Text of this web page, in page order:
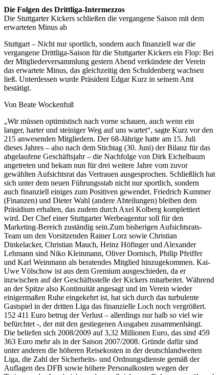
Die Folgen des Drittliga-Intermezzos
Die Stuttgarter Kickers schließen die vergangene Saison mit dem
erwarteten Minus ab
Stuttgart – Nicht nur sportlich, sondern auch finanziell war die
vergangene Drittliga-Saison für die Stuttgarter Kickers ein Flop: Bei
der Mitgliederversammlung gestern Abend verkündete der Verein
das erwartete Minus, das gleichzeitig den Schuldenberg wachsen
ließ. Unterdessen wurde Präsident Edgar Kurz in seinem Amt
bestätigt.
Von Beate Wockenfuß
„Wir müssen optimistisch nach vorne schauen, auch wenn ein
langer, harter und steiniger Weg auf uns wartet“, sagte Kurz vor den
215 anwesenden Mitgliedern. Der 68-Jährige hatte am 15. Juli
dieses Jahres – also nach dem Stichtag (30. Juni) der Bilanz für das
abgelaufene Geschäftsjahr – die Nachfolge von Dirk Eichelbaum
angetreten und bekam nun für drei weitere Jahre vom zuvor
gewählten Aufsichtsrat das Vertrauen ausgesprochen. Schließlich hat
sich unter dem neuen Führungsstab nicht nur sportlich, sondern
auch finanziell einiges zum Positiven gewendet. Friedrich Kummer
(Finanzen) und Dieter Wahl (andere Abteilungen) bleiben dem
Präsidium erhalten, das zudem durch Axel Kolberg komplettiert
wird. Der Chef einer Stuttgarter Werbeagentur soll für den
Marketing-Bereich zuständig sein.Zum bisherigen Aufsichtsrats-
Team um den Vorsitzenden Rainer Lorz sowie Christian
Dinkelacker, Christian Mauch, Heinz Höfinger und Alexander
Lehmann sind Niko Kleinmann, Oliver Dornisch, Philip Pfeiffer
und Karl Weinmann als beratendes Mitglied hinzugekommen. Kai-
Uwe Völschow ist aus dem Gremium ausgeschieden, da er
inzwischen auf der Geschäftsstelle der Kickers mitarbeitet. Während
an der Spitze also Kontinuität angesagt und im Verein wieder
einigermaßen Ruhe eingekehrt ist, hat sich durch das turbulente
Gastspiel in der dritten Liga das finanzielle Loch noch vergrößert.
152 411 Euro betrug der Verlust – allerdings nur halb so viel wie
befürchtet -, der mit den gestiegenen Ausgaben zusammenhängt.
Die beliefen sich 2008/2009 auf 3,32 Millionen Euro, das sind 459
363 Euro mehr als in der Saison 2007/2008. Gründe dafür sind
unter anderen die höheren Reisekosten in der deutschlandweiten
Liga, die Zahl der Sicherheits- und Ordnungsdienste gemäß der
Auflagen des DFB sowie höhere Personalkosten wegen der